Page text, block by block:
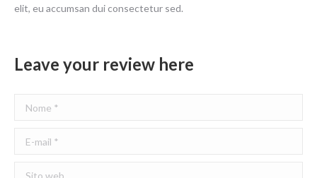
elit, eu accumsan dui consectetur sed.
Leave your review here
Nome *
E-mail *
Sito web